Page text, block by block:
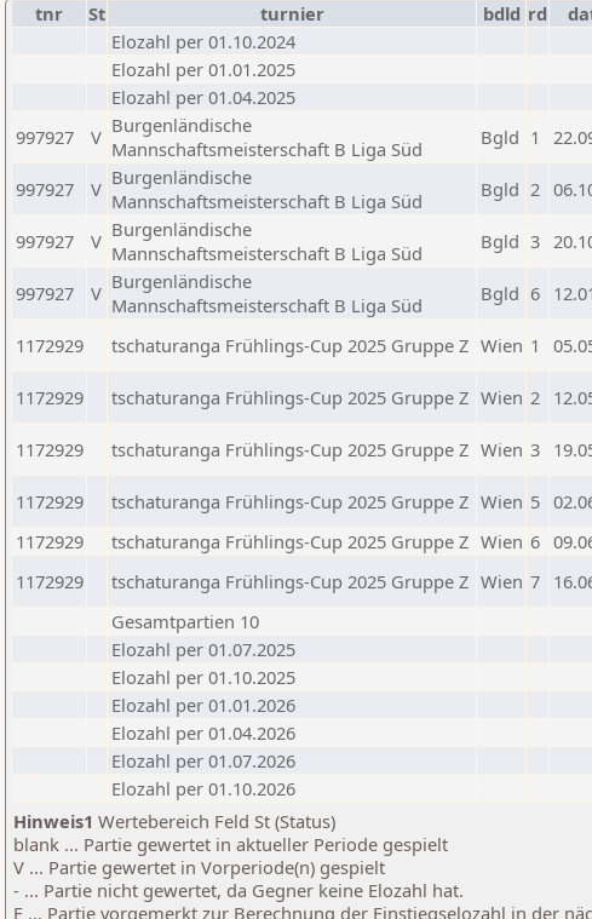
tnr
St turnier bdld rd
Elozahl per 01.10.2024
Elozahl per 01.01.2025
Elozahl per 01.04.2025
997927
V Burgenländische
Mannschaftsmeisterschaft B Liga Süd
Bgld 1
997927 V Burgenländische
Mannschaftsmeisterschaft B Liga Süd
Bgld 2
997927 V Burgenländische
Mannschaftsmeisterschaft B Liga Süd
Bgld 3
997927 V Burgenländische
Mannschaftsmeisterschaft B Liga Süd
Bgld 6
1172929 tschaturanga Frühlings-Cup 2025 Gruppe Z Wien 1
1172929 tschaturanga Frühlings-Cup 2025 Gruppe Z Wien 2
1172929 tschaturanga Frühlings-Cup 2025 Gruppe Z Wien 3
1172929 tschaturanga Frühlings-Cup 2025 Gruppe Z Wien 5
1172929
tschaturanga Frühlings-Cup 2025 Gruppe Z Wien 6
1172929
tschaturanga Frühlings-Cup 2025 Gruppe Z Wien 7
Gesamtpartien 10
Elozahl per 01.07.2025
Elozahl per 01.10.2025
Elozahl per 01.01.2026
Elozahl per 01.04.2026
Elozahl per 01.07.2026
Elozahl per 01.10.2026
Hinweis1 Wertebereich Feld St (Status)
blank ... Partie gewertet in aktueller Periode gespielt
V ... Partie gewertet in Vorperiode(n) gespielt
- ... Partie nicht gewertet, da Gegner keine Elozahl hat.
E ... Partie vorgemerkt zur Berechnung der Einstiegselozahl in der